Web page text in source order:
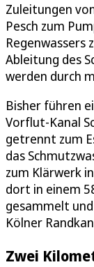
Zuleitungen
Pesch zum
Regenwassers
Ableitung des
werden durch
Bisher führen
Vorflut-Kanal
getrennt zum
das
zum Klärwerk
dort in einem
gesammelt
Kölner
Zwei